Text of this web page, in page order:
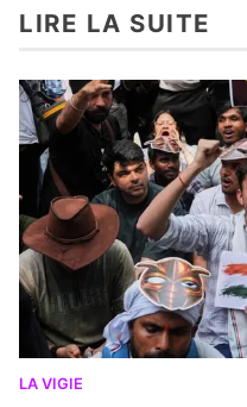
LIRE LA SUITE
LA VIGIE